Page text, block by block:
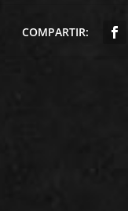
COMPARTIR: